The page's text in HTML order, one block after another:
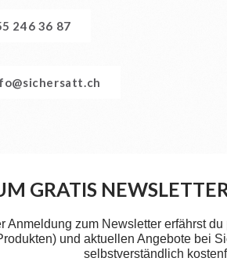
246 36 87
GRATIS
Anmeldung zum Newsletter erfährst
und aktuellen Angebote bei
selbstverständlich